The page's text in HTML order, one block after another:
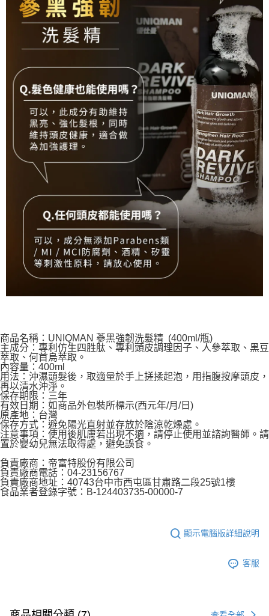
商品名稱：UNIQMAN 蔘黑強韌洗髮精 (400ml/瓶)
主成分：專利仿生四胜肽、專利頭皮調理因子、人參萃取、黑豆
萃取、何首烏萃取。
內容量：400ml
用法：沖濕頭髮後，取適量於手上搓揉起泡，用指腹按摩頭皮，
再以清水沖淨。
保存期限：三年
有效日期：如商品外包裝所標示(西元年/月/日)
原產地：台灣
保存方式：避免陽光直射並存放於陰涼乾燥處。
注意事項：使用後肌膚若出現不適，請停止使用並諮詢醫師。請
置於嬰幼兒無法取得處，避免誤食。
負責廠商：帝富特股份有限公司
負責廠商電話：04-23156767
負責廠商地址：40743台中市西屯區甘肅路二段25號1樓
食品業者登錄字號：B-124403735-00000-7
顯示電腦版詳細說明
客服